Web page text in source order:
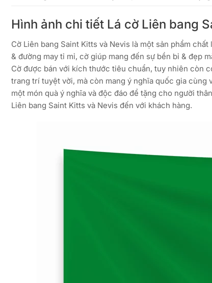
Hình ảnh chi tiết Lá cờ Liên bang
Cờ Liên bang Saint Kitts và Nevis là một sản phẩm
& đường may tỉ mỉ, cờ giúp mang đến sự bền bỉ & đẹp
Cờ được bán với kích thước tiêu chuẩn, tuy nhiên còn
trang trí tuyệt vời, mà còn mang ý nghĩa quốc gia cùng
một món quà ý nghĩa và độc đáo để tặng cho người
Liên bang Saint Kitts và Nevis đến với khách hàng.